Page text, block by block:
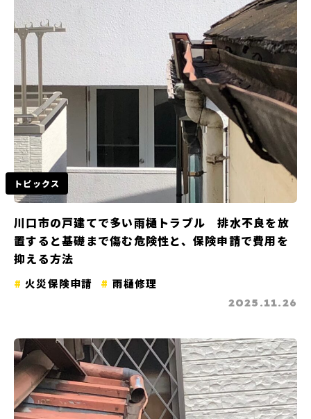
トピックス
川口市の戸建てで多い雨樋トラブル 排水不良を放
置すると基礎まで傷む危険性と、保険申請で費用を
抑える方法
火災保険申請 雨樋修理
2025.11.26